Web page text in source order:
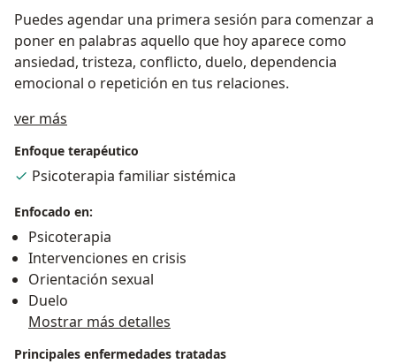
Puedes agendar una primera sesión para comenzar a
poner en palabras aquello que hoy aparece como
ansiedad, tristeza, conflicto, duelo, dependencia
emocional o repetición en tus relaciones.
ver más
Enfoque terapéutico
Psicoterapia familiar sistémica
Enfocado en:
Psicoterapia
Intervenciones en crisis
Orientación sexual
Duelo
Mostrar más detalles
Principales enfermedades tratadas